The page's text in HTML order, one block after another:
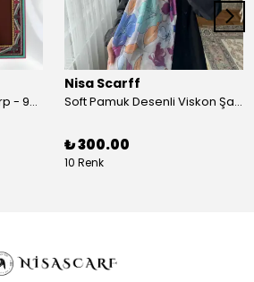
Soft Pamuk Desenli Eşarp - 90 x 90 cm - Acı Kahve/Koyu Sarı
Nisa Scarff
Soft Pamuk Desenli Viskon Şal - 77 x 200 cm - Kırık Beyaz/Mor
₺ 300.00
10 Renk